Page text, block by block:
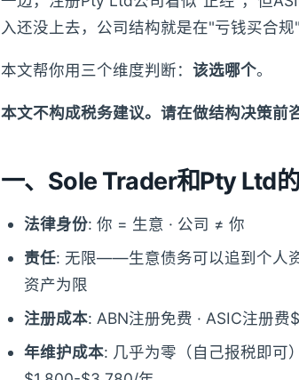
入还没上去，公司结构就是在"亏钱买合规"
本文帮你用三个维度判断： 该选哪个。
本文不构成税务建议。请在做结构决策前
一、Sole Trader和Pty Ltd
法律身份: 你 = 生意 · 公司 ≠ 你
责任: 无限——生意债务可以追到个人
资产为限
注册成本: ABN注册免费 · ASIC注册
年维护成本: 几乎为零（自己报税即可